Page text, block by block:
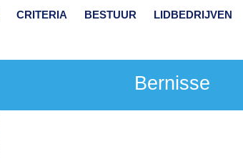
CRITERIA BESTUUR LIDBEDRIJVEN
Bernisse